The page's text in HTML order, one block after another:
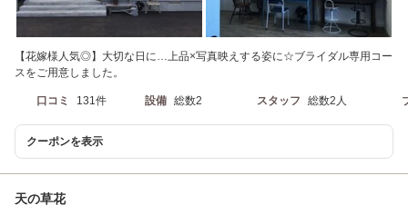
【花嫁様人気◎】大切な日に…上品×写真映えする姿に☆ブライダル専用コー
スをご用意しました。
口コミ 131件 設備 総数2 スタッフ 総数2人
クーポンを表示
天の草花